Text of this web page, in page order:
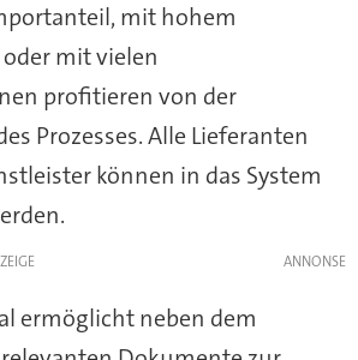
mit hohem
mit vielen
profitieren von der
Prozesses. Alle Lieferanten
können in das System
ermöglicht neben dem